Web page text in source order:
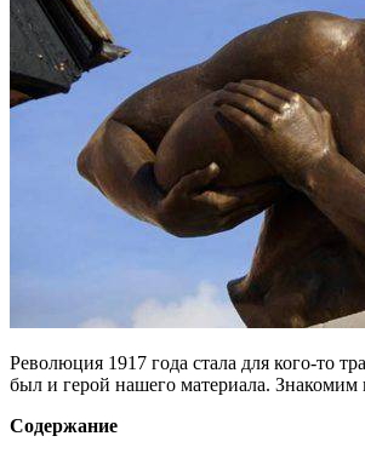
Революция 1917 года стала для кого-то
был и герой нашего материала. Знакомим
Содержание